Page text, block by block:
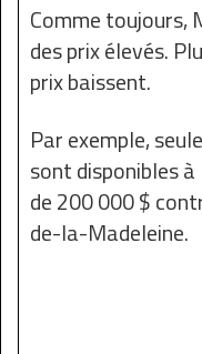
Comme toujours,
des prix élevés.
prix baissent.
Par exemple,
sont disponibles
de 200 000 $
de-la-Madeleine.